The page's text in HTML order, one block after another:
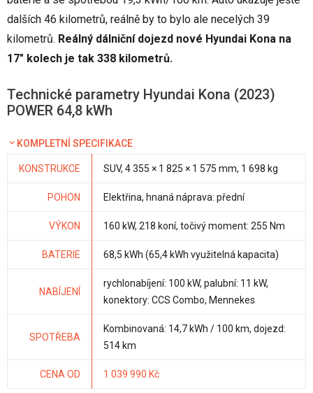
dalších 46 kilometrů, reálně by to bylo ale necelých 39
kilometrů. Reálný dálniční dojezd nové Hyundai Kona na
17" kolech je tak 338 kilometrů.
Technické parametry Hyundai Kona (2023)
POWER 64,8 kWh
KOMPLETNÍ SPECIFIKACE
KONSTRUKCE SUV, 4 355 × 1 825 × 1 575 mm, 1 698 kg
POHON Elektřina, hnaná náprava: přední
VÝKON 160 kW, 218 koní, točivý moment: 255 Nm
BATERIE 68,5 kWh (65,4 kWh využitelná kapacita)
NABÍJENÍ
rychlonabíjení: 100 kW, palubní: 11 kW,
konektory: CCS Combo, Mennekes
SPOTŘEBA
Kombinovaná: 14,7 kWh / 100 km, dojezd:
514 km
CENA OD 1 039 990 Kč